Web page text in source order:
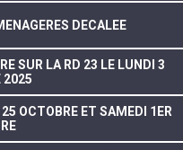
DECALEE
SUR LA RD 23 LE LUNDI 3
2025
OCTOBRE ET SAMEDI 1ER